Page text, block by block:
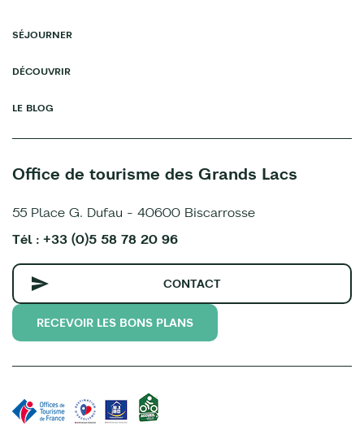
SÉJOURNER
DÉCOUVRIR
LE BLOG
Office de tourisme des Grands Lacs
55 Place G. Dufau - 40600 Biscarrosse
Tél : +33 (0)5 58 78 20 96
CONTACT
RECEVOIR LES BONS PLANS